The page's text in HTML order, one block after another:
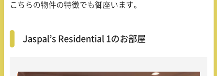
こちらの物件の特徴でも御座います。
Jaspal’s Residential 1のお部屋